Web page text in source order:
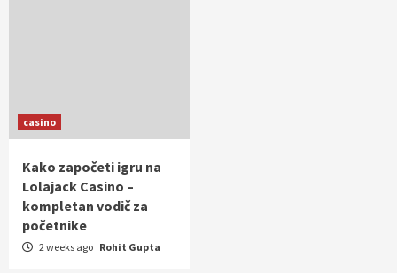
casino
Kako započeti igru na
Lolajack Casino –
kompletan vodič za
početnike
2 weeks ago Rohit Gupta